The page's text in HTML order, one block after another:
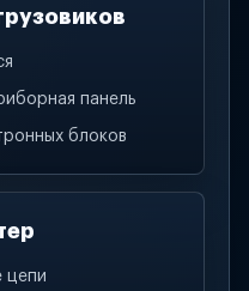
панель
блоков
цепи